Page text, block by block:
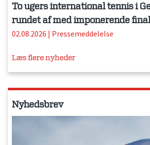
To ugers international tennis i
rundet af med imponerende
02.08.2026 | Pressemeddelelse
Læs flere nyheder
Nyhedsbrev